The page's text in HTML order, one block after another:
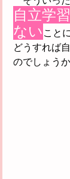
自立学
ない こと
どうすれば
のでしょうか